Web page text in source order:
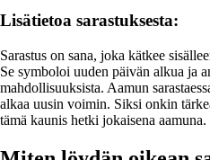
Lisätietoa sarastuksesta:
Sarastus on sana, joka kätkee
Se symboloi uuden päivän alkua ja
mahdollisuuksista. Aamun
alkaa uusin voimin. Siksi onkin
tämä kaunis hetki jokaisena aamuna.